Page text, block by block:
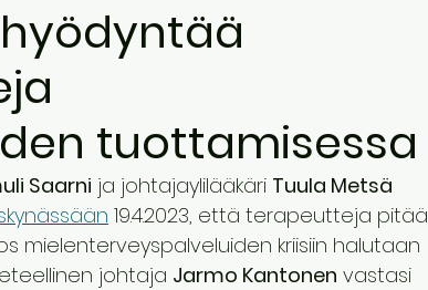
tuottamisessa
Saarni ja johtajaylilääkäri Tuula Metsä
19.4.2023, että terapeutteja pitää
mielenterveyspalveluiden kriisiin halutaan
johtaja Jarmo Kantonen vastasi